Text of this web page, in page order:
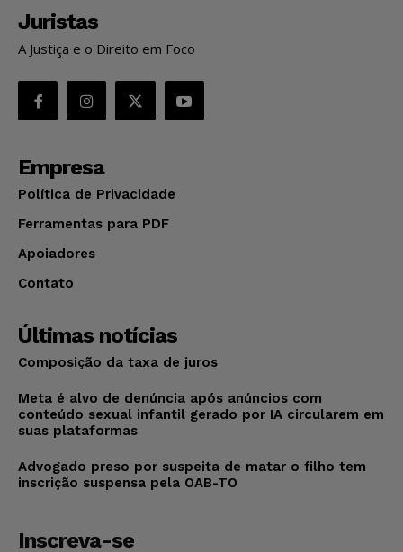
Juristas
A Justiça e o Direito em Foco
Empresa
Política de Privacidade
Ferramentas para PDF
Apoiadores
Contato
Últimas notícias
Composição da taxa de juros
Meta é alvo de denúncia após anúncios com
conteúdo sexual infantil gerado por IA circularem em
suas plataformas
Advogado preso por suspeita de matar o filho tem
inscrição suspensa pela OAB-TO
Inscreva-se